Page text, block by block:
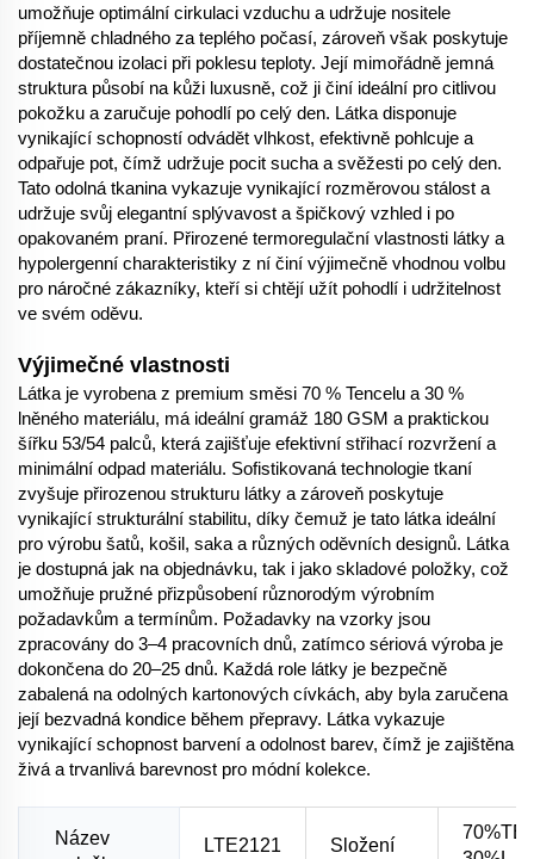
umožňuje optimální cirkulaci vzduchu a udržuje nositele
příjemně chladného za teplého počasí, zároveň však poskytuje
dostatečnou izolaci při poklesu teploty. Její mimořádně jemná
struktura působí na kůži luxusně, což ji činí ideální pro citlivou
pokožku a zaručuje pohodlí po celý den. Látka disponuje
vynikající schopností odvádět vlhkost, efektivně pohlcuje a
odpařuje pot, čímž udržuje pocit sucha a svěžesti po celý den.
Tato odolná tkanina vykazuje vynikající rozměrovou stálost a
udržuje svůj elegantní splývavost a špičkový vzhled i po
opakovaném praní. Přirozené termoregulační vlastnosti látky a
hypolergenní charakteristiky z ní činí výjimečně vhodnou volbu
pro náročné zákazníky, kteří si chtějí užít pohodlí i udržitelnost
ve svém oděvu.
Výjimečné vlastnosti
Látka je vyrobena z premium směsi 70 % Tencelu a 30 %
lněného materiálu, má ideální gramáž 180 GSM a praktickou
šířku 53/54 palců, která zajišťuje efektivní střihací rozvržení a
minimální odpad materiálu. Sofistikovaná technologie tkaní
zvyšuje přirozenou strukturu látky a zároveň poskytuje
vynikající strukturální stabilitu, díky čemuž je tato látka ideální
pro výrobu šatů, košil, saka a různých oděvních designů. Látka
je dostupná jak na objednávku, tak i jako skladové položky, což
umožňuje pružné přizpůsobení různorodým výrobním
požadavkům a termínům. Požadavky na vzorky jsou
zpracovány do 3–4 pracovních dnů, zatímco sériová výroba je
dokončena do 20–25 dnů. Každá role látky je bezpečně
zabalená na odolných kartonových cívkách, aby byla zaručena
její bezvadná kondice během přepravy. Látka vykazuje
vynikající schopnost barvení a odolnost barev, čímž je zajištěna
živá a trvanlivá barevnost pro módní kolekce.
Název
LTE2121 Složení